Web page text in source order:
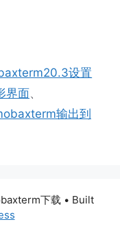
设置
界面、
输出到
下载 • Built